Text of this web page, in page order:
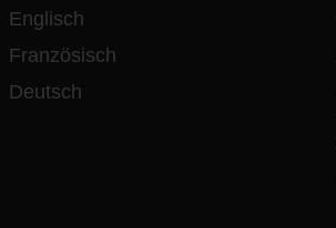
Englisch
Französisch
Deutsch